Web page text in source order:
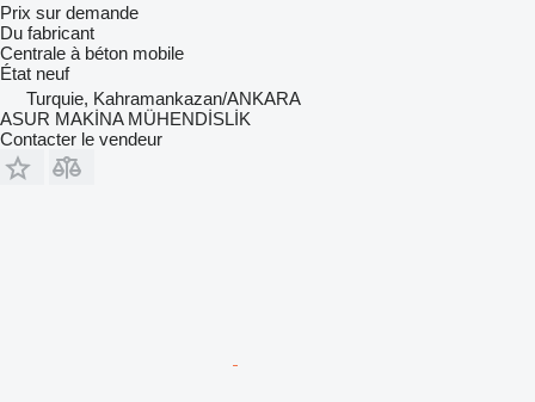
Prix sur demande
Du fabricant
Centrale à béton mobile
État neuf
Turquie, Kahramankazan/ANKARA
ASUR MAKİNA MÜHENDİSLİK
Contacter le vendeur